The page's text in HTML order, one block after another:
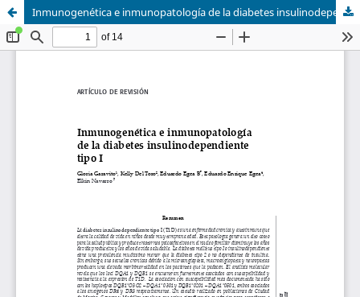
Inmunogenética e inmunopatología de la diabetes insulinodependiente tipo I